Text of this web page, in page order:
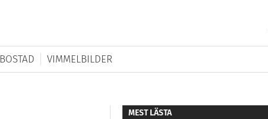
BOSTAD VIMMELBILDER
MEST LÄSTA